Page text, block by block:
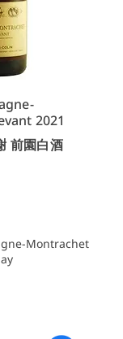
2021
前園白酒
Montrachet